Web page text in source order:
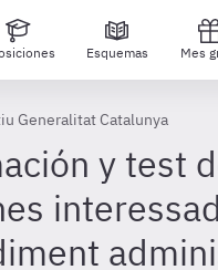
Esquemas Mes
Generalitat Catalunya
y test